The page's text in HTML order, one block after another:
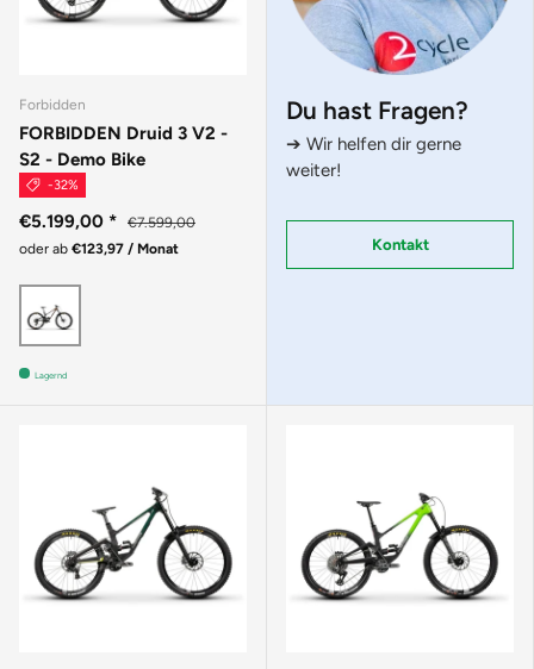
Forbidden
FORBIDDEN Druid 3 V2 -
S2 - Demo Bike
-32%
€5.199,00 *
€7.599,00
oder ab €123,97 / Monat
Lagernd
Du hast Fragen?
➔ Wir helfen dir gerne
weiter!
Kontakt